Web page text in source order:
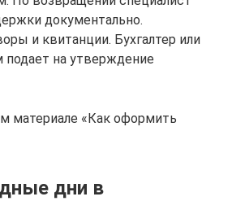
документально.
и квитанции. Бухгалтер или
подает на утверждение
материале «Как оформить
дни в